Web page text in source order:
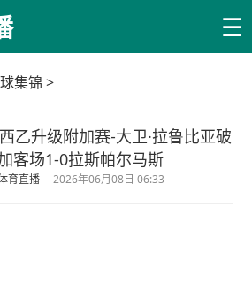
☰
集锦 >
乙升级附加赛-大卫·拉鲁比亚破
客场1-0拉斯帕尔马斯
育直播 2026年06月08日 06:33